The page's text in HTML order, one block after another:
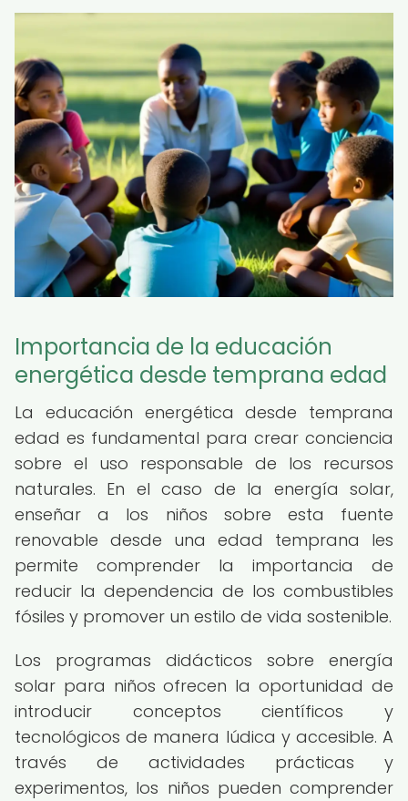
Importancia de la educación
energética desde temprana edad
La educación energética desde temprana
edad es fundamental para crear conciencia
sobre el uso responsable de los recursos
naturales. En el caso de la energía solar,
enseñar a los niños sobre esta fuente
renovable desde una edad temprana les
permite comprender la importancia de
reducir la dependencia de los combustibles
fósiles y promover un estilo de vida sostenible.
Los programas didácticos sobre energía
solar para niños ofrecen la oportunidad de
introducir conceptos científicos y
tecnológicos de manera lúdica y accesible. A
través de actividades prácticas y
experimentos, los niños pueden comprender